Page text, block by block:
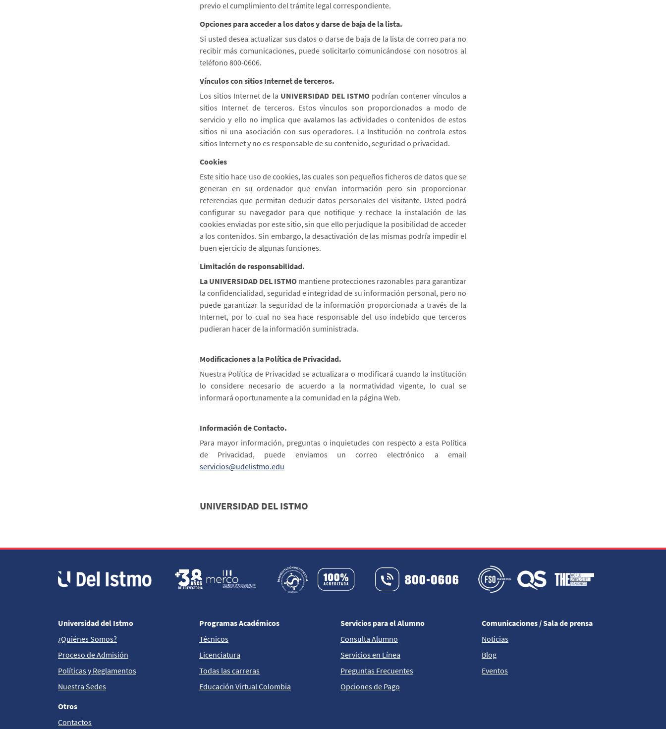
previo el cumplimiento del trámite legal correspondiente.
Opciones para acceder a los datos y darse de baja de la lista.
Si usted desea actualizar sus datos o darse de baja de la lista de correo para no
recibir más comunicaciones, puede solicitarlo comunicándose con nosotros al
teléfono 800-0606.
Vínculos con sitios Internet de terceros.
Los sitios Internet de la UNIVERSIDAD DEL ISTMO podrían contener vínculos a
sitios Internet de terceros. Estos vínculos son proporcionados a modo de
servicio y ello no implica que avalamos las actividades o contenidos de estos
sitios ni una asociación con sus operadores. La Institución no controla estos
sitios Internet y no es responsable de su contenido, seguridad o privacidad.
Cookies
Este sitio hace uso de cookies, las cuales son pequeños ficheros de datos que se
generan en su ordenador que envían información pero sin proporcionar
referencias que permitan deducir datos personales del visitante. Usted podrá
configurar su navegador para que notifique y rechace la instalación de las
cookies enviadas por este sitio, sin que ello perjudique la posibilidad de acceder
a los contenidos. Sin embargo, la desactivación de las mismas podría impedir el
buen ejercicio de algunas funciones.
Limitación de responsabilidad.
La UNIVERSIDAD DEL ISTMO mantiene protecciones razonables para garantizar
la confidencialidad, seguridad e integridad de su información personal, pero no
puede garantizar la seguridad de la información proporcionada a través de la
Internet, por lo cual no sea hace responsable del uso indebido que terceros
pudieran hacer de la información suministrada.
Modificaciones a la Política de Privacidad.
Nuestra Política de Privacidad se actualizara o modificará cuando la institución
lo considere necesario de acuerdo a la normatividad vigente, lo cual se
informará oportunamente a la comunidad en la página Web.
Información de Contacto.
Para mayor información, preguntas o inquietudes con respecto a esta Política
de Privacidad, puede enviamos un correo electrónico a email
servicios@udelistmo.edu
UNIVERSIDAD DEL ISTMO
Universidad del Istmo
¿Quiénes Somos?
Proceso de Admisión
Políticas y Reglamentos
Nuestra Sedes
Programas Académicos
Técnicos
Licenciatura
Todas las carreras
Educación Virtual Colombia
Servicios para el Alumno
Consulta Alumno
Servicios en Línea
Preguntas Frecuentes
Opciones de Pago
Comunicaciones / Sala de prensa
Noticias
Blog
Eventos
Otros
Contactos